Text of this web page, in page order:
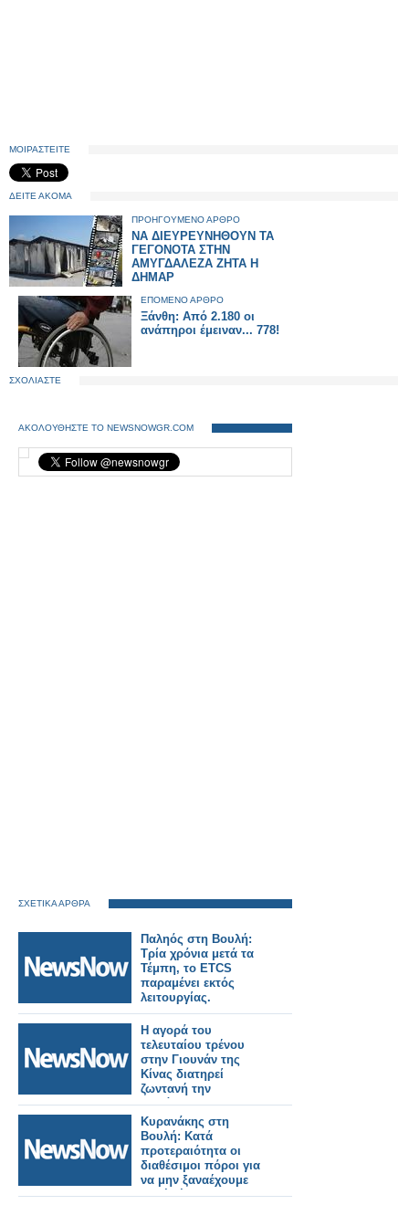
ΜΟΙΡΑΣΤΕΙΤΕ
ΔΕΙΤΕ ΑΚΟΜΑ
ΠΡΟΗΓΟΥΜΕΝΟ ΑΡΘΡΟ
ΝΑ ΔΙΕΥΡΕΥΝΗΘΟΥΝ ΤΑ
ΓΕΓΟΝΟΤΑ ΣΤΗΝ
ΑΜΥΓΔΑΛΕΖΑ ΖΗΤΑ Η
ΔΗΜΑΡ
ΕΠΟΜΕΝΟ ΑΡΘΡΟ
Ξάνθη: Από 2.180 οι
ανάπηροι έμειναν... 778!
ΣΧΟΛΙΑΣΤΕ
ΑΚΟΛΟΥΘΗΣΤΕ ΤΟ NEWSNOWGR.COM
ΣΧΕΤΙΚΑ ΑΡΘΡΑ
Παληός στη Βουλή:
Τρία χρόνια μετά τα
Τέμπη, το ETCS
παραμένει εκτός
λειτουργίας.
Η αγορά του
τελευταίου τρένου
στην Γιουνάν της
Κίνας διατηρεί
ζωντανή την
παράδοση.
Κυρανάκης στη
Βουλή: Κατά
προτεραιότητα οι
διαθέσιμοι πόροι για
να μην ξαναέχουμε
ποτέ Τέμπη